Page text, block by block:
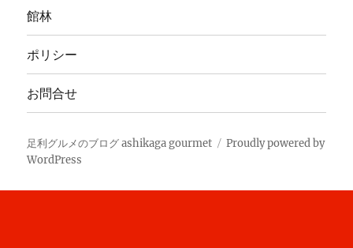
館林
ポリシー
お問合せ
足利グルメのブログ ashikaga gourmet
Proudly powered by
WordPress